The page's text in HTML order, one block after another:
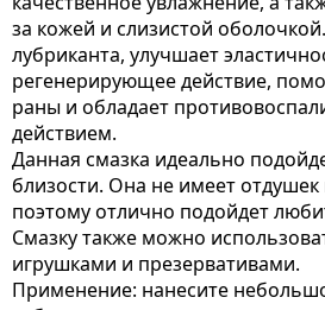
за кожей и слизистой
лубриканта, улучшает
регенерирующее действие,
раны и обладает
действием.
Данная смазка идеально
близости. Она не имеет
поэтому отлично подойдет
Смазку также можно
игрушками и презервативами.
Применение: нанесите